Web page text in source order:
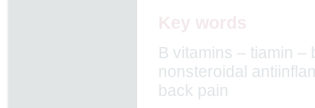
B vitamins – tiamin
nonsteroidal
back pain